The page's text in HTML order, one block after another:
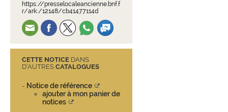
https://presselocaleancienne.bnf.f
r/ark:/12148/cb41477114d
CETTE NOTICE DANS
D’AUTRES CATALOGUES
- Notice de référence
ajouter à mon panier de
notices